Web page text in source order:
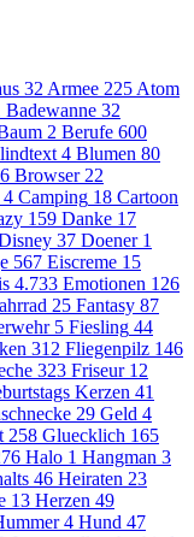
32 Armee 225 Atom
Badewanne 32
2 Berufe 600
4 Blumen 80
Browser 22
4 Camping 18 Cartoon
159 Danke 17
37 Doener 1
567 Eiscreme 15
4.733 Emotionen 126
25 Fantasy 87
5 Fiesling 44
312 Fliegenpilz 146
323 Friseur 12
Kerzen 41
29 Geld 4
258 Gluecklich 165
Halo 1 Hangman 3
46 Heiraten 23
13 Herzen 49
4 Hund 47